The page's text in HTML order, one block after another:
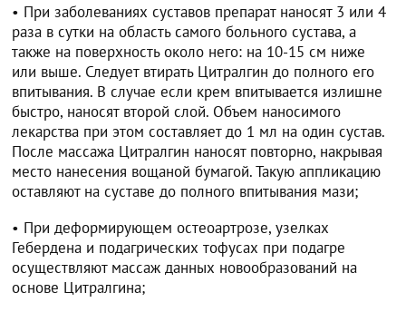
• При заболеваниях суставов препарат наносят 3 или 4
раза в сутки на область самого больного сустава, а
также на поверхность около него: на 10-15 см ниже
или выше. Следует втирать Цитралгин до полного его
впитывания. В случае если крем впитывается излишне
быстро, наносят второй слой. Объем наносимого
лекарства при этом составляет до 1 мл на один сустав.
После массажа Цитралгин наносят повторно, накрывая
место нанесения вощаной бумагой. Такую аппликацию
оставляют на суставе до полного впитывания мази;
• При деформирующем остеоартрозе, узелках
Гебердена и подагрических тофусах при подагре
осуществляют массаж данных новообразований на
основе Цитралгина;